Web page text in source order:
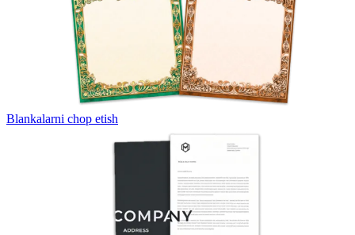
Blankalarni chop etish